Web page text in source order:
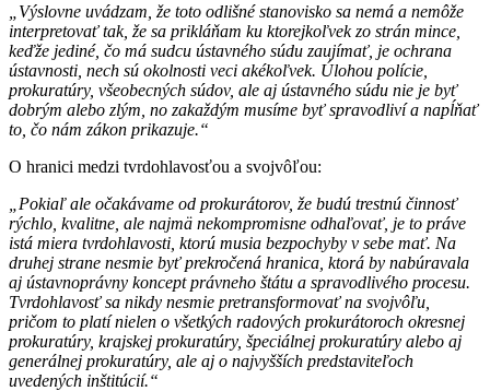
„Výslovne uvádzam, že toto odlišné stanovisko sa nemá a nemôže
interpretovať tak, že sa prikláňam ku ktorejkoľvek zo strán mince,
keďže jediné, čo má sudcu ústavného súdu zaujímať, je ochrana
ústavnosti, nech sú okolnosti veci akékoľvek. Úlohou polície,
prokuratúry, všeobecných súdov, ale aj ústavného súdu nie je byť
dobrým alebo zlým, no zakaždým musíme byť spravodliví a napĺňať
to, čo nám zákon prikazuje.“
O hranici medzi tvrdohlavosťou a svojvôľou:
„Pokiaľ ale očakávame od prokurátorov, že budú trestnú činnosť
rýchlo, kvalitne, ale najmä nekompromisne odhaľovať, je to práve
istá miera tvrdohlavosti, ktorú musia bezpochyby v sebe mať. Na
druhej strane nesmie byť prekročená hranica, ktorá by nabúravala
aj ústavnoprávny koncept právneho štátu a spravodlivého procesu.
Tvrdohlavosť sa nikdy nesmie pretransformovať na svojvôľu,
pričom to platí nielen o všetkých radových prokurátoroch okresnej
prokuratúry, krajskej prokuratúry, špeciálnej prokuratúry alebo aj
generálnej prokuratúry, ale aj o najvyšších predstaviteľoch
uvedených inštitúcií.“